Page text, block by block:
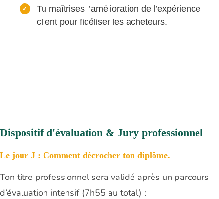
Tu maîtrises l’amélioration de l’expérience
client pour fidéliser les acheteurs.
Dispositif d'évaluation & Jury professionnel
Le jour J : Comment décrocher ton diplôme.
Ton titre professionnel sera validé après un parcours
d’évaluation intensif (7h55 au total) :